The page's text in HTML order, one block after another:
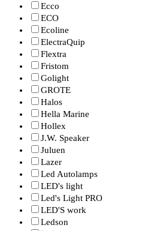
Ecco
ECO
Ecoline
ElectraQuip
Flextra
Fristom
Golight
GROTE
Halos
Hella Marine
Hollex
J.W. Speaker
Juluen
Lazer
Led Autolamps
LED's light
Led's Light PRO
LED'S work
Ledson